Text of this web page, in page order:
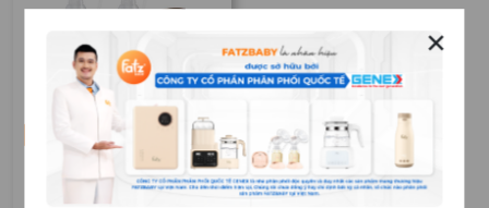
✕
Chưa phân loại
Máy hút sữa điện đôi
Resonance 4 – Màn